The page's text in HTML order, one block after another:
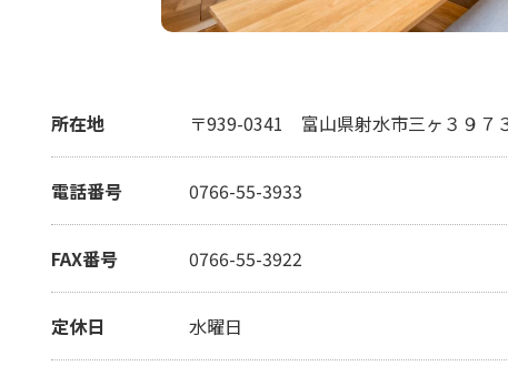
所在地 〒939-0341 富山県射水市三ヶ３９７
電話番号 0766-55-3933
FAX番号 0766-55-3922
定休日 水曜日